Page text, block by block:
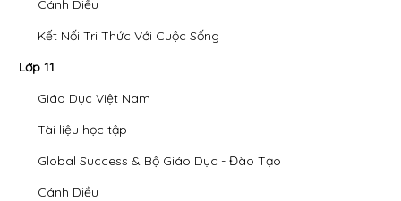
Cánh Diều
Kết Nối Tri Thức Với Cuộc Sống
Lớp 11
Giáo Dục Việt Nam
Tài liệu học tập
Global Success & Bộ Giáo Dục - Đào Tạo
Cánh Diều